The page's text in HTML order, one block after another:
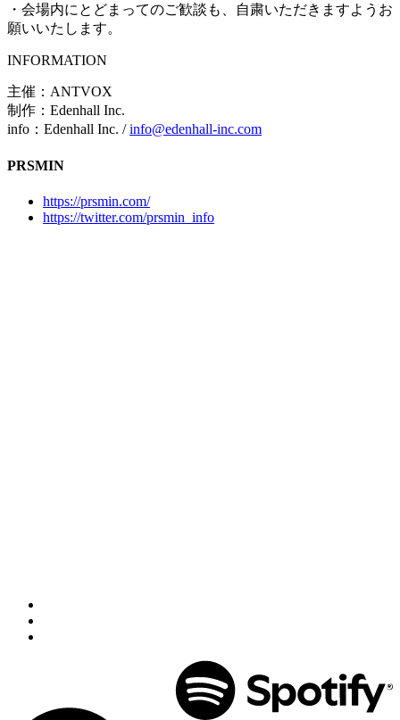
・会場内にとどまってのご歓談も、自粛いただきますようお
願いいたします。
INFORMATION
主催：ANTVOX
制作：Edenhall Inc.
info：Edenhall Inc. /info@edenhall-inc.com
PRSMIN
https://prsmin.com/
https://twitter.com/prsmin_info